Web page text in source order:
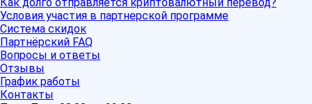
Условия участия в партнерской программе
Система скидок
Партнёрский FAQ
Вопросы и ответы
Отзывы
График работы
Контакты